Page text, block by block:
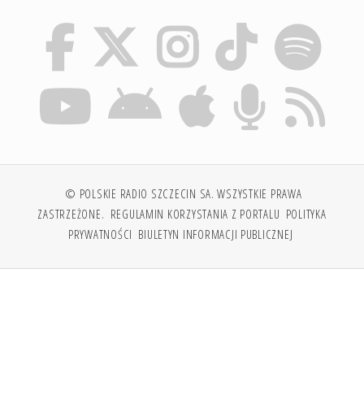
© POLSKIE RADIO SZCZECIN SA. WSZYSTKIE PRAWA
ZASTRZEŻONE. REGULAMIN KORZYSTANIA Z PORTALU POLITYKA
PRYWATNOŚCI BIULETYN INFORMACJI PUBLICZNEJ